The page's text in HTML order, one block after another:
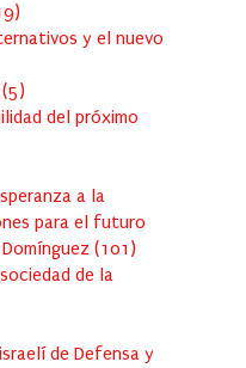
)
y el nuevo
(5)
del próximo
a la
para el futuro
(101 )
de la
de Defensa y